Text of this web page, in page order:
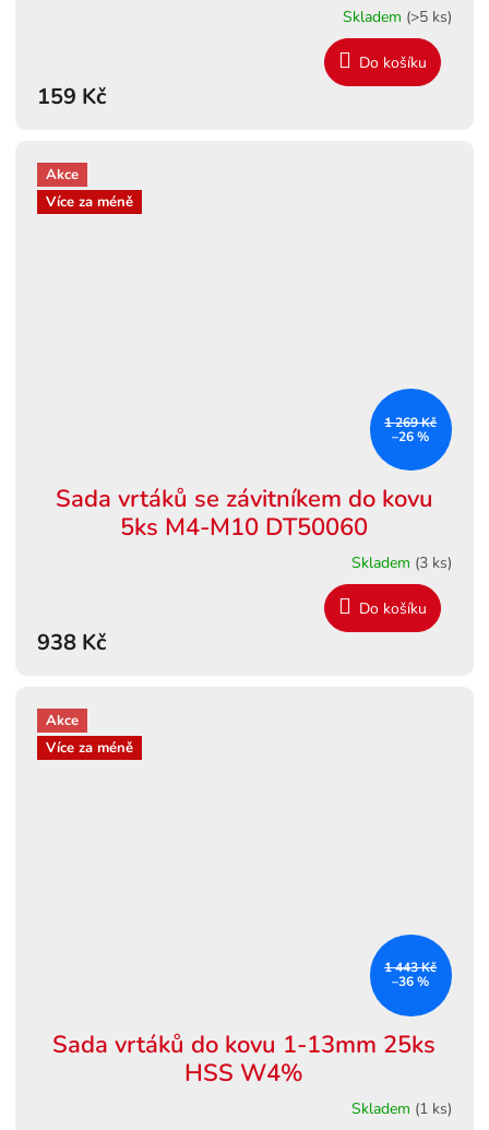
Skladem (>5 ks)
159 Kč
Do košíku
Akce
Více za méně
1 269 Kč
–26 %
Sada vrtáků se závitníkem do kovu
5ks M4-M10 DT50060
Skladem (3 ks)
938 Kč
Do košíku
Akce
Více za méně
1 443 Kč
–36 %
Sada vrtáků do kovu 1-13mm 25ks
HSS W4%
Skladem (1 ks)